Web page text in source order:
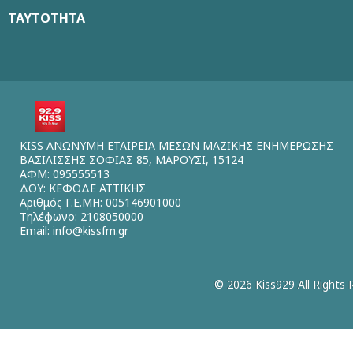
ΤΑΥΤΟΤΗΤΑ
KISS ΑΝΩΝΥΜΗ ΕΤΑΙΡΕΙΑ ΜΕΣΩΝ ΜΑΖΙΚΗΣ ΕΝΗΜΕΡΩΣΗΣ
ΒΑΣΙΛΙΣΣΗΣ ΣΟΦΙΑΣ 85, ΜΑΡΟΥΣΙ, 15124
ΑΦΜ: 095555513
ΔΟΥ: ΚΕΦΟΔΕ ΑΤΤΙΚΗΣ
Αριθμός Γ.Ε.ΜΗ: 005146901000
Τηλέφωνο: 2108050000
Email: info@kissfm.gr
© 2026 Kiss929 All Rights